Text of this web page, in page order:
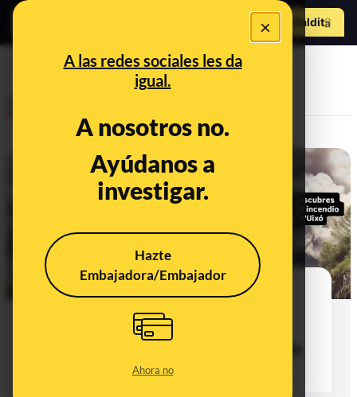
×
A las redes sociales les da
igual.
A nosotros no.
Ayúdanos a
investigar.
Hazte
Embajadora/Embajador
Ahora no
Hazte Maldito
CONTEXTO
Qué sabemos del proyecto
fotovoltaico previsto en la Vall
d’Uixó (Castellón), un municipio